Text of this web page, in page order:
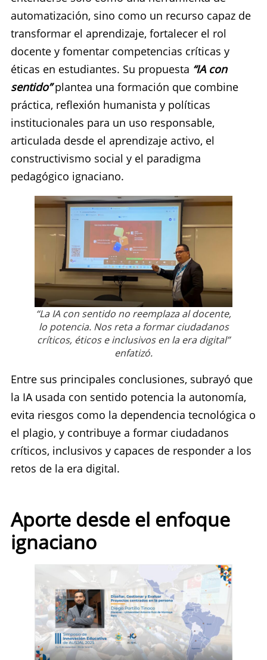
automatización, sino como un recurso capaz de
transformar el aprendizaje, fortalecer el rol
docente y fomentar competencias críticas y
éticas en estudiantes. Su propuesta “IA con
sentido”plantea una formación que combine
práctica, reflexión humanista y políticas
institucionales para un uso responsable,
articulada desde el aprendizaje activo, el
constructivismo social y el paradigma
pedagógico ignaciano.
“La IA con sentido no reemplaza al docente,
lo potencia. Nos reta a formar ciudadanos
críticos, éticos e inclusivos en la era digital”
enfatizó.
Entre sus principales conclusiones, subrayó que
la IA usada con sentido potencia la autonomía,
evita riesgos como la dependencia tecnológica o
el plagio, y contribuye a formar ciudadanos
críticos, inclusivos y capaces de responder a los
retos de la era digital.
Aporte desde el enfoque
ignaciano